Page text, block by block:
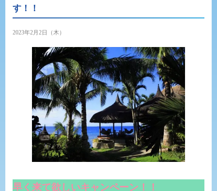
す！！
2023年2月2日（木）
早く来て欲しいキャンペーン！！